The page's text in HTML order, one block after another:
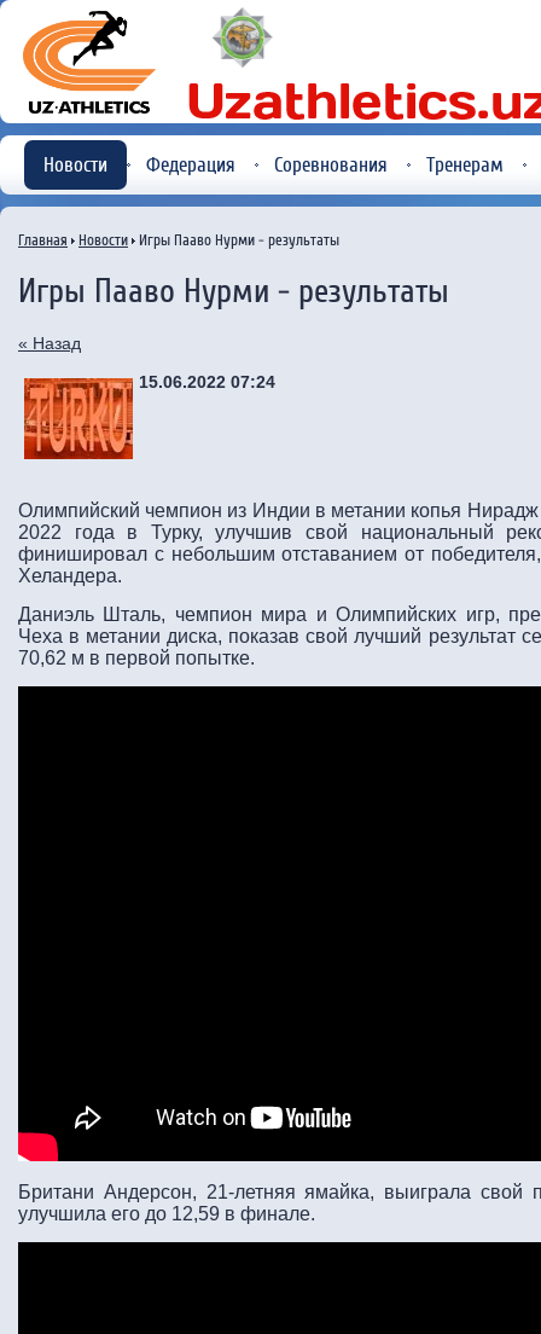
Новости Федерация Соревнования Тренерам
Главная Новости Игры Пааво Нурми - результаты
Игры Пааво Нурми - результаты
« Назад
15.06.2022 07:24
Олимпийский чемпион из Индии в метании копья
2022 года в Турку, улучшив свой национальный
финишировал с небольшим отставанием от
Хеландера.
Даниэль Шталь, чемпион мира и Олимпийских игр,
Чеха в метании диска, показав свой лучший результат
70,62 м в первой попытке.
Британи Андерсон, 21-летняя ямайка, выиграла свой
улучшила его до 12,59 в финале.